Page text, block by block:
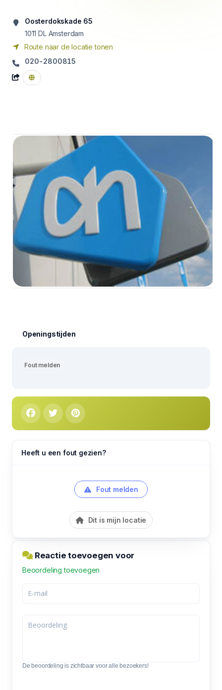
Oosterdokskade 65
1011 DL Amsterdam
Route naar de locatie tonen
020-2800815
Openingstijden
Fout melden
Heeft u een fout gezien?
Fout melden
Dit is mijn locatie
Reactie toevoegen voor
Beoordeling toevoegen
De beoordeling is zichtbaar voor alle bezoekers!